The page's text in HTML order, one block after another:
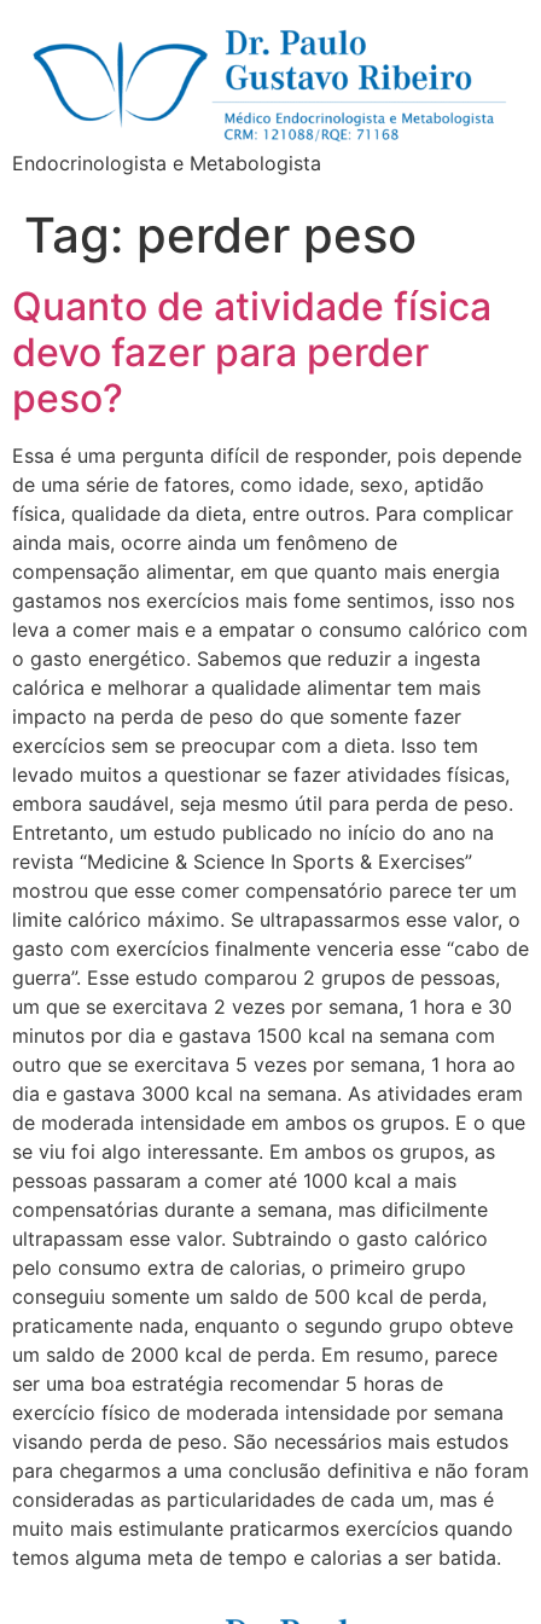
Endocrinologista e Metabologista
Tag: perder peso
Quanto de atividade física
devo fazer para perder
peso?
Essa é uma pergunta difícil de responder, pois depende
de uma série de fatores, como idade, sexo, aptidão
física, qualidade da dieta, entre outros. Para complicar
ainda mais, ocorre ainda um fenômeno de
compensação alimentar, em que quanto mais energia
gastamos nos exercícios mais fome sentimos, isso nos
leva a comer mais e a empatar o consumo calórico com
o gasto energético. Sabemos que reduzir a ingesta
calórica e melhorar a qualidade alimentar tem mais
impacto na perda de peso do que somente fazer
exercícios sem se preocupar com a dieta. Isso tem
levado muitos a questionar se fazer atividades físicas,
embora saudável, seja mesmo útil para perda de peso.
Entretanto, um estudo publicado no início do ano na
revista “Medicine & Science In Sports & Exercises”
mostrou que esse comer compensatório parece ter um
limite calórico máximo. Se ultrapassarmos esse valor, o
gasto com exercícios finalmente venceria esse “cabo de
guerra”. Esse estudo comparou 2 grupos de pessoas,
um que se exercitava 2 vezes por semana, 1 hora e 30
minutos por dia e gastava 1500 kcal na semana com
outro que se exercitava 5 vezes por semana, 1 hora ao
dia e gastava 3000 kcal na semana. As atividades eram
de moderada intensidade em ambos os grupos. E o que
se viu foi algo interessante. Em ambos os grupos, as
pessoas passaram a comer até 1000 kcal a mais
compensatórias durante a semana, mas dificilmente
ultrapassam esse valor. Subtraindo o gasto calórico
pelo consumo extra de calorias, o primeiro grupo
conseguiu somente um saldo de 500 kcal de perda,
praticamente nada, enquanto o segundo grupo obteve
um saldo de 2000 kcal de perda. Em resumo, parece
ser uma boa estratégia recomendar 5 horas de
exercício físico de moderada intensidade por semana
visando perda de peso. São necessários mais estudos
para chegarmos a uma conclusão definitiva e não foram
consideradas as particularidades de cada um, mas é
muito mais estimulante praticarmos exercícios quando
temos alguma meta de tempo e calorias a ser batida.